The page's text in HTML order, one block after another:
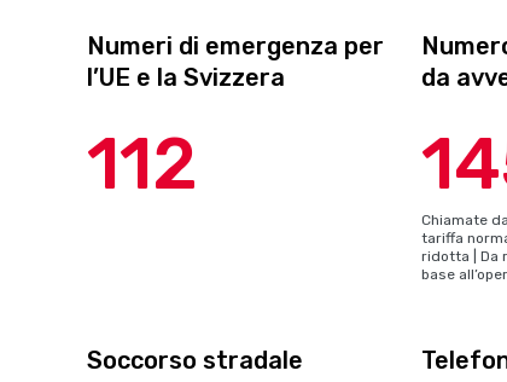
Numeri di emergenza per
l’UE e la Svizzera
112
da
Chiamate
tariffa
ridotta | Da
base
Soccorso stradale